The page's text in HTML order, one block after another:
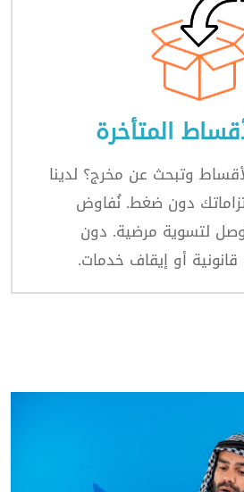
المتأخرة
وتبحث عن مخرج؟ لدينا
دون ضغط. نُفاوض
لتسوية مرضية. دون
أو إيقاف خدمات.